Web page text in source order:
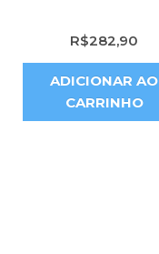
R$282,90
ADICIONAR AO
CARRINHO